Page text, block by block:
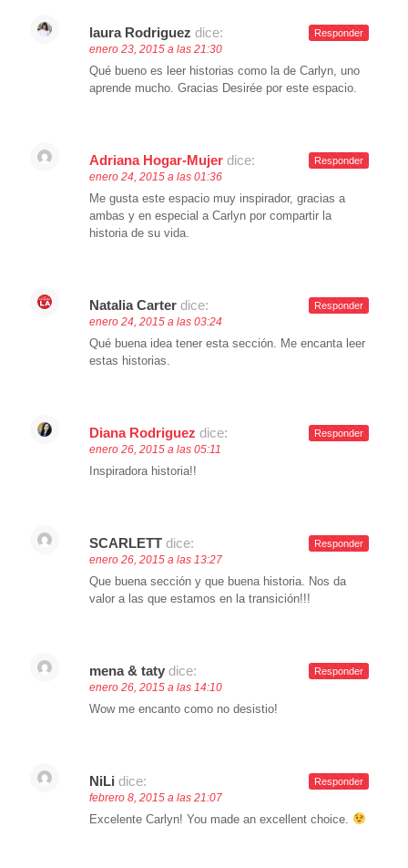
laura Rodriguez dice:
enero 23, 2015 a las 21:30
Qué bueno es leer historias como la de Carlyn, uno
aprende mucho. Gracias Desirée por este espacio.
Responder
Adriana Hogar-Mujer dice:
enero 24, 2015 a las 01:36
Me gusta este espacio muy inspirador, gracias a
ambas y en especial a Carlyn por compartir la
historia de su vida.
Responder
Natalia Carter dice:
enero 24, 2015 a las 03:24
Qué buena idea tener esta sección. Me encanta leer
estas historias.
Responder
Diana Rodriguez dice:
enero 26, 2015 a las 05:11
Inspiradora historia!!
Responder
SCARLETT dice:
enero 26, 2015 a las 13:27
Que buena sección y que buena historia. Nos da
valor a las que estamos en la transición!!!
Responder
mena & taty dice:
enero 26, 2015 a las 14:10
Wow me encanto como no desistio!
Responder
NiLi dice:
febrero 8, 2015 a las 21:07
Excelente Carlyn! You made an excellent choice.
Responder